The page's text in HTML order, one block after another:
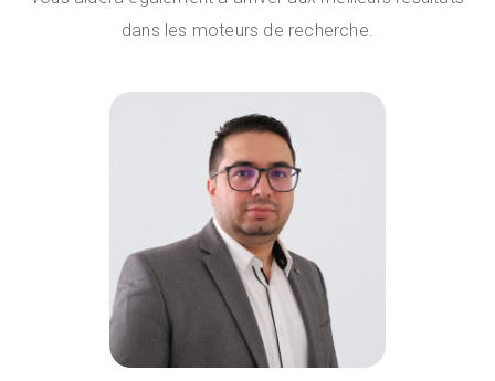
dans les moteurs de recherche.